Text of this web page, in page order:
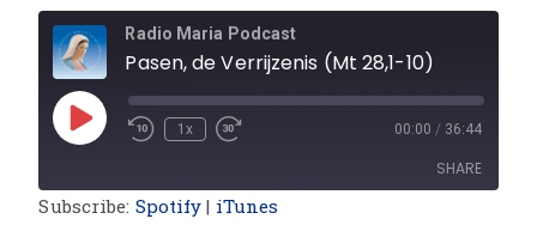
Radio Maria Podcast
Pasen, de Verrijzenis (Mt 28,1-10)
1x 00:00 / 36:44
SHARE
Subscribe: Spotify | iTunes